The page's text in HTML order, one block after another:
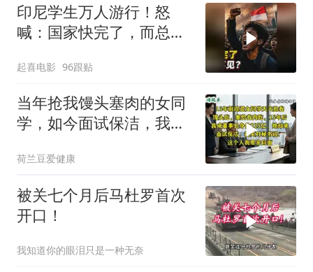
印尼学生万人游行！怒
喊：国家快完了，而总统
起喜电影 96跟贴
当年抢我馒头塞肉的女同
学，如今面试保洁，我亲
荷兰豆爱健康
被关七个月后马杜罗首次
开口！
我知道你的眼泪只是一种无奈